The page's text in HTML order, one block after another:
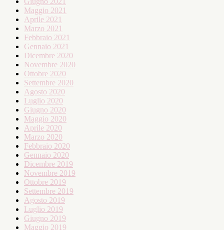
Maggio 2021
Aprile 2021
Marzo 2021
Febbraio 2021
Gennaio 2021
Dicembre 2020
Novembre 2020
Ottobre 2020
Settembre 2020
Agosto 2020
Luglio 2020
Giugno 2020
Maggio 2020
Aprile 2020
Marzo 2020
Febbraio 2020
Gennaio 2020
Dicembre 2019
Novembre 2019
Ottobre 2019
Settembre 2019
Agosto 2019
Luglio 2019
Giugno 2019
Maggio 2019